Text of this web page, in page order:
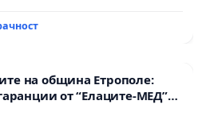
г., Софийски адвокатски
на неефективна
информира Пленума на
на община Етрополе:
от “Елаците-МЕД”
ще се изпълнят всички